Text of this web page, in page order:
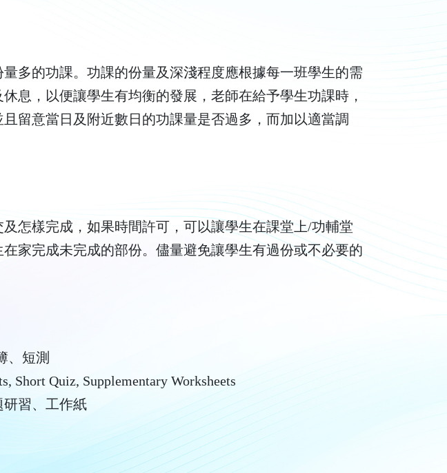
多的功課。功課的份量及深淺程度應根據每一班學生的需
息，以便讓學生有均衡的發展，老師在給予學生功課時，
留意當日及附近數日的功課量是否過多，而加以適當調
怎樣完成，如果時間許可，可以讓學生在課堂上/功輔堂
家完成未完成的部份。儘量避免讓學生有過份或不必要的
、短測
Short Quiz, Supplementary Worksheets
習、工作紙